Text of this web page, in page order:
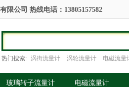
限公司 热线电话：13805157582
热门搜索: 涡街流量计 涡轮流量计 电磁流量
玻璃转子流量计 电磁流量计